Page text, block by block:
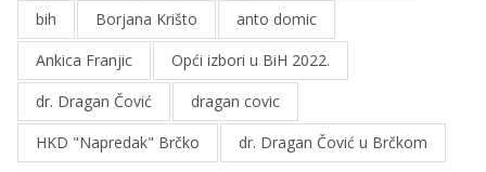
bih
Borjana Krišto
anto domic
Ankica Franjic
Opći izbori u BiH 2022.
dr. Dragan Čović
dragan covic
HKD "Napredak" Brčko
dr. Dragan Čović u Brčkom